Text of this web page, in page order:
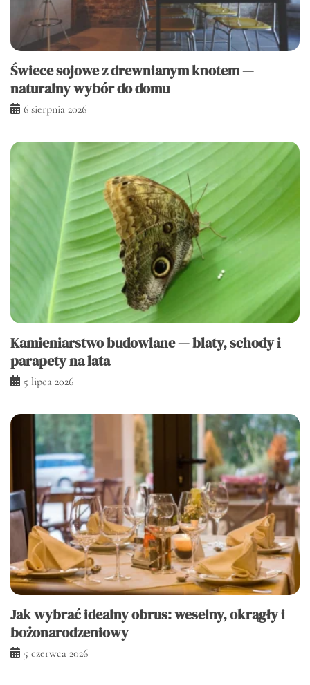
Świece sojowe z drewnianym knotem —
naturalny wybór do domu
6 sierpnia 2026
Kamieniarstwo budowlane — blaty, schody i
parapety na lata
5 lipca 2026
Jak wybrać idealny obrus: weselny, okrągły i
bożonarodzeniowy
5 czerwca 2026